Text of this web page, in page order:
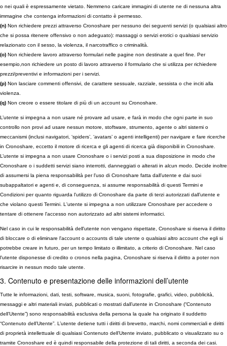
o nei quali è espressamente vietato. Nemmeno caricare immagini di utente ne di nessuna altra
immagine che contenga informazioni di contatto è permesso.
(n) Non richiedere prezzi attraverso Cronoshare per nessuno dei seguenti servizi (o qualsiasi altro
che si possa ritenere offensivo o non adeguato): massaggi o servizi erotici o qualsiasi servizio
relazionato con il sesso, la violenza, il narcotraffico o criminalità.
(o) Non richiedere lavoro attraverso formulari nelle pagine non destinate a quel fine. Per
esempio,non richiedere un posto di lavoro attraverso il formulario che si utilizza per richiedere
prezzi/preventivi e informazioni per i servizi.
(p) Non lasciare commenti offensivi, de carattere sessuale, razziale, sessista o che inciti alla
violenza.
(q) Non creore o essere titolare di più di un account su Cronoshare.
L’utente si impegna a non usare né provare ad usare, e farà in modo che ogni parte in suo
controllo non provi ad usare nessun motore, stoftware, strumento, agente o altri sistemi o
meccanismi (inclusi navigatori, ‘spiders’, ‘avatars’ o agenti intelligenti) per navigare e fare ricerche
in Cronoshare, eccetto il motore di ricerca e gli agenti di ricerca già disponibili in Cronoshare.
L’utente si impegna a non usare Cronoshare o i servizi posti a sua disposizione in modo che
Cronoshare o i suddetti servizi siano interrotti, danneggiati o alterati in alcun modo. Decide inoltre
di assumersi la piena responsabilità per l'uso di Cronoshare fatta dall’utente e dai suoi
subappaltatori e agenti e, di conseguenza, si assume responsabilità di questi Termini e
Condizioni per quanto riguarda l'utilizzo di Cronoshare da parte di terzi autorizzati dall’utente e
che violano questi Termini. L'utente si impegna a non utilizzare Cronoshare per accedere o
tentare di ottenere l'accesso non autorizzato ad altri sistemi informatici.
Nel caso in cui le responsabilità dell'utente non vengano rispettate, Cronoshare si riserva il diritto
di bloccare o di eliminare l'account o accounts di tale utente o qualsiasi altro account che egli si
potrebbe creare in futuro, per un tempo limitato o illimitato, a criterio di Cronoshare. Nel caso
l'utente disponesse di credito o cronos nella pagina, Cronoshare si riserva il diritto a poter non
risarcire in nessun modo tale utente.
3. Contenuto e presentazione delle informazioni dell’utente
Tutte le informazioni, dati, testi, software, musica, suoni, fotografie, grafici, video, pubblicità,
messaggi e altri materiali inviati, pubblicati o mostrati dall’utente in Cronoshare (“Contenuto
dell’Utente”) sono responsabilità esclusiva della persona la quale ha originato il suddetto
“Contenuto dell’Utente”. L’utente detiene tutti i diritti di brevetto, marchi, nomi commerciali e diritti
di proprietà intellettuale di qualsiasi Contenuto dell’Utente inviato, pubblicato o visualizzato su o
tramite Cronoshare ed è quindi responsabile della protezione di tali diritti, a seconda dei casi.